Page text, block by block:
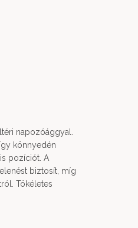
napozóággyal.
könnyedén
pozíciót. A
biztosít, míg
Tökéletes